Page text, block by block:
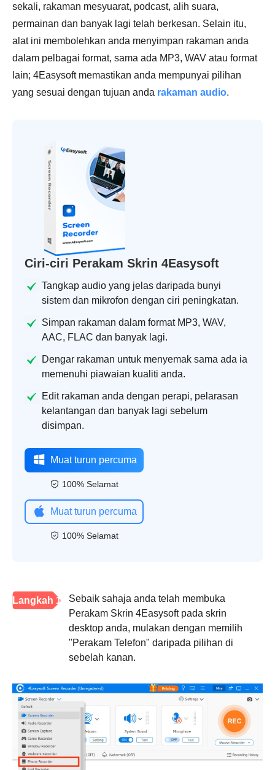
sekali, rakaman mesyuarat, podcast, alih suara,
permainan dan banyak lagi telah berkesan. Selain itu,
alat ini membolehkan anda menyimpan rakaman anda
dalam pelbagai format, sama ada MP3, WAV atau format
lain; 4Easysoft memastikan anda mempunyai pilihan
yang sesuai dengan tujuan anda rakaman audio.
Ciri-ciri Perakam Skrin 4Easysoft
Tangkap audio yang jelas daripada bunyi
sistem dan mikrofon dengan ciri peningkatan.
Simpan rakaman dalam format MP3, WAV,
AAC, FLAC dan banyak lagi.
Dengar rakaman untuk menyemak sama ada ia
memenuhi piawaian kualiti anda.
Edit rakaman anda dengan perapi, pelarasan
kelantangan dan banyak lagi sebelum
disimpan.
Muat turun percuma
100% Selamat
Muat turun percuma
100% Selamat
Langkah 1
Sebaik sahaja anda telah membuka
Perakam Skrin 4Easysoft pada skrin
desktop anda, mulakan dengan memilih
"Perakam Telefon" daripada pilihan di
sebelah kanan.